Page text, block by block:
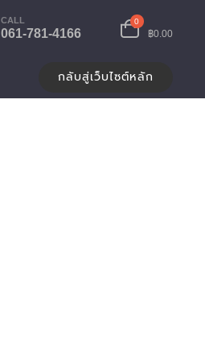
CALL
061-781-4166
0
฿0.00
กลับสู่เว็บไซต์หลัก